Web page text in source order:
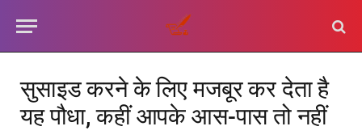
सुसाइड करने के लिए मजबूर कर देता है
यह पौधा, कहीं आपके आस-पास तो नहीं